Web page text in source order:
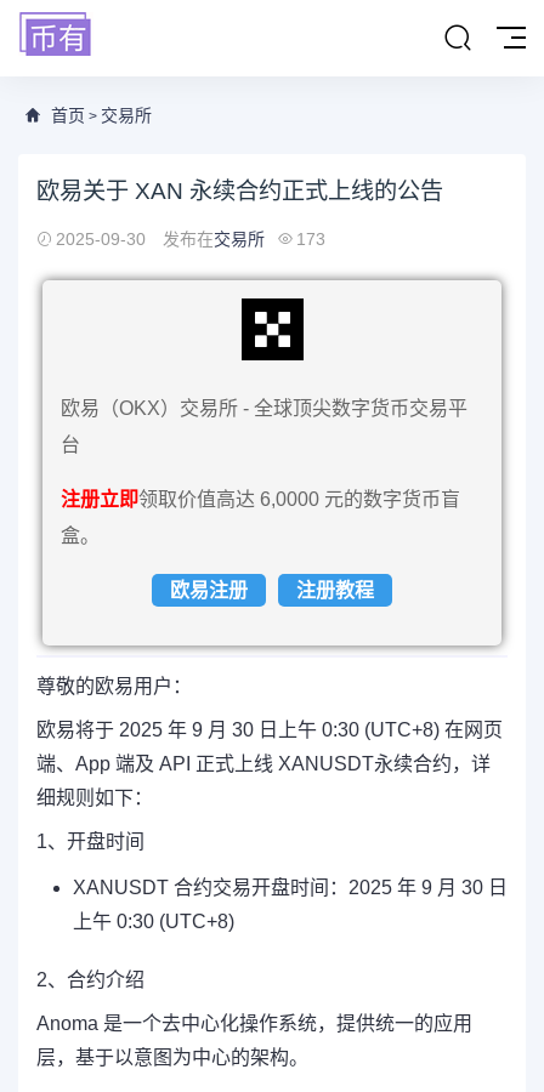
首页 > 交易所
欧易关于 XAN 永续合约正式上线的公告
2025-09-30 发布在交易所 173
欧易（OKX）交易所 - 全球顶尖数字货币交易平
台
注册立即领取价值高达 6,0000 元的数字货币盲
盒。
欧易注册 注册教程
尊敬的欧易用户：
欧易将于 2025 年 9 月 30 日上午 0:30 (UTC+8) 在网页
端、App 端及 API 正式上线 XANUSDT永续合约，详
细规则如下：
1、开盘时间
XANUSDT 合约交易开盘时间：2025 年 9 月 30 日
上午 0:30 (UTC+8)
2、合约介绍
Anoma 是一个去中心化操作系统，提供统一的应用
层，基于以意图为中心的架构。